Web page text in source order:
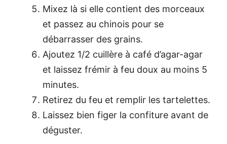
Mixez là si elle contient des morceaux
et passez au chinois pour se
débarrasser des grains.
Ajoutez 1/2 cuillère à café d’agar-agar
et laissez frémir à feu doux au moins 5
minutes.
Retirez du feu et remplir les tartelettes.
Laissez bien figer la confiture avant de
déguster.